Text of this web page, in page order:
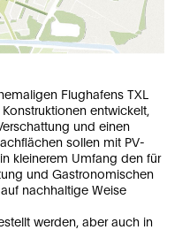
Flughafens TXL
entwickelt,
und einen
sollen mit PV-
kleinerem Umfang den für
und Gastronomischen
nachhaltige Weise
werden, aber auch in